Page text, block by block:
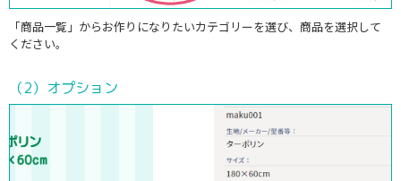
「商品一覧」からお作りになりたいカテゴリーを選び、商品を選択して
ください。
（2）オプション